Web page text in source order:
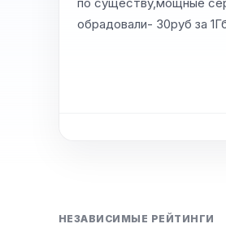
обрадовали- 30руб за
НЕЗАВИСИМЫЕ РЕЙТИНГИ